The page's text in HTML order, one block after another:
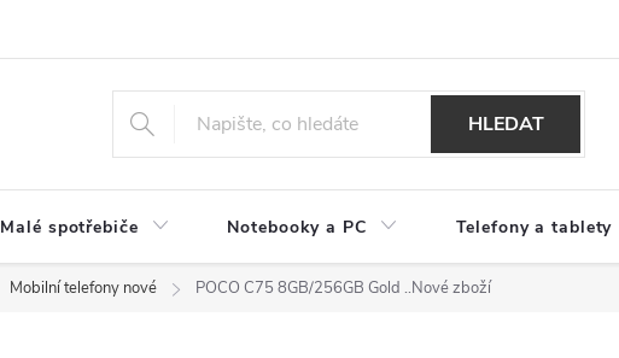
HLEDAT
Malé spotřebiče Notebooky a PC Telefony a tablety
Mobilní telefony nové POCO C75 8GB/256GB Gold ..Nové zboží